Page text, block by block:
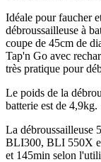
Idéale pour faucher
débroussailleuse à
coupe de 45cm de
Tap'n Go avec
très pratique pour
Le poids de la
batterie est de 4,9kg.
La débroussailleuse
BLI300, BLI 550X
et 145min selon